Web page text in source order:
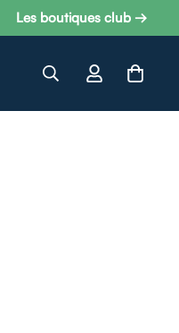
Les boutiques club →